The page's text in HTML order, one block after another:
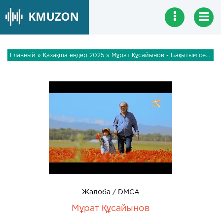
Главный » Қазақша әндер 2025 » Мұрат Құсайынов - Бақытым сенсің
Жалоба / DMCA
Мұрат Құсайынов